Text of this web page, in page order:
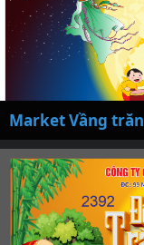
Market Vầng